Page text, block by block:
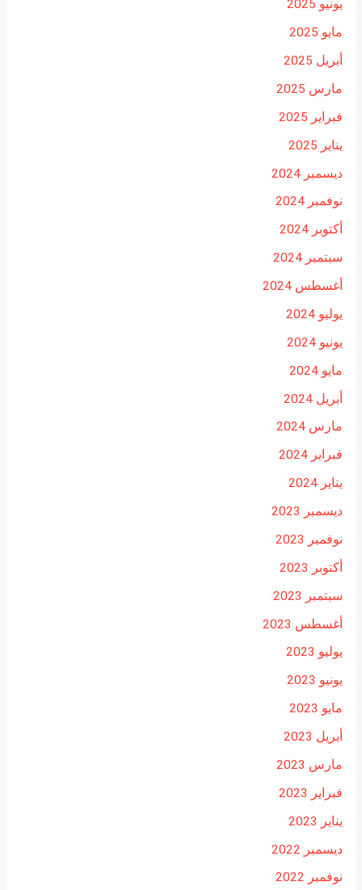
يونيو 2025
مايو 2025
أبريل 2025
مارس 2025
فبراير 2025
يناير 2025
ديسمبر 2024
نوفمبر 2024
أكتوبر 2024
سبتمبر 2024
أغسطس 2024
يوليو 2024
يونيو 2024
مايو 2024
أبريل 2024
مارس 2024
فبراير 2024
يناير 2024
ديسمبر 2023
نوفمبر 2023
أكتوبر 2023
سبتمبر 2023
أغسطس 2023
يوليو 2023
يونيو 2023
مايو 2023
أبريل 2023
مارس 2023
فبراير 2023
يناير 2023
ديسمبر 2022
نوفمبر 2022